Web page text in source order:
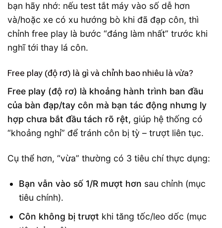
bạn hãy nhớ: nếu test tắt máy vào số dễ hơn
và/hoặc xe có xu hướng bò khi đã đạp côn, thì
chỉnh free play là bước “đáng làm nhất” trước khi
nghĩ tới thay lá côn.
Free play (độ rơ) là gì và chỉnh bao nhiêu là vừa?
Free play (độ rơ) là khoảng hành trình ban đầu
của bàn đạp/tay côn mà bạn tác động nhưng ly
hợp chưa bắt đầu tách rõ rệt, giúp hệ thống có
“khoảng nghỉ” để tránh côn bị tỳ – trượt liên tục.
Cụ thể hơn, “vừa” thường có 3 tiêu chí thực dụng:
Bạn vẫn vào số 1/R mượt hơn sau chỉnh (mục
tiêu chính).
Côn không bị trượt khi tăng tốc/leo dốc (mục